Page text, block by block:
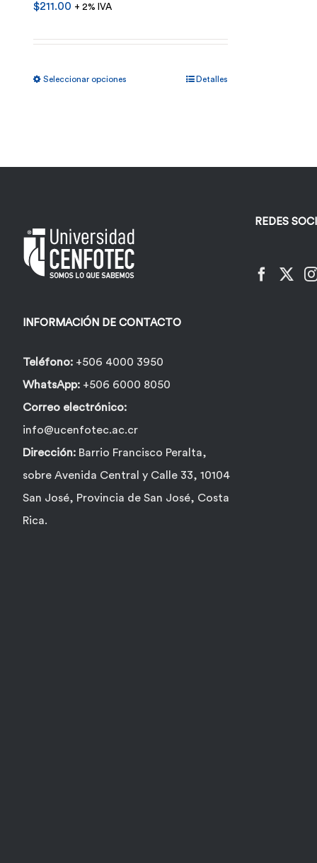
$211.00 + 2% IVA
Seleccionar opciones
pueden
elegir
de
producto
Detalles
INFORMACIÓN DE CONTACTO
Teléfono: +506 4000 3950
WhatsApp: +506 6000 8050
Correo electrónico:
info@ucenfotec.ac.cr
Dirección: Barrio Francisco Peralta,
sobre Avenida Central y Calle 33, 10104
San José, Provincia de San José, Costa
Rica.
REDES